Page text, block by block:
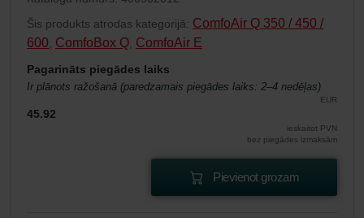
Šis produkts atrodas kategorijā: ComfoAir Q 350 / 450 /
600 ComfoBox Q ComfoAir E
Pagarināts piegādes laiks
Ir plānots ražošanā (paredzamais piegādes laiks: 2–4 nedēļas)
EUR
45.92
ieskaitot PVN
bez piegādes izmaksām
Pievienot grozam